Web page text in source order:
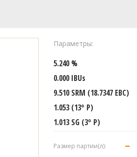
Параметры:
5.240 %
0.000 IBUs
9.510 SRM (18.7347 EBC)
1.053 (13° P)
1.013 SG (3° P)
Размер партии(л):